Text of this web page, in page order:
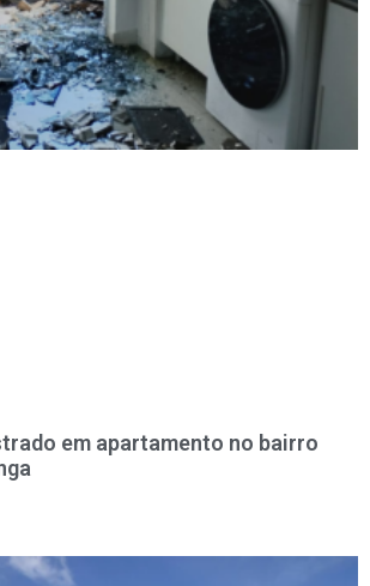
em apartamento no bairro